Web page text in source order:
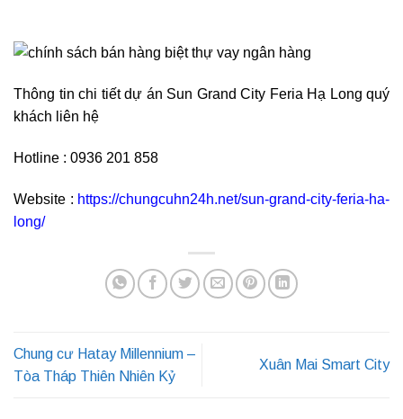
Thông tin chi tiết dự án Sun Grand City Feria Hạ Long quý
khách liên hệ
Hotline : 0936 201 858
Website : https://chungcuhn24h.net/sun-grand-city-feria-ha-
long/
Chung cư Hatay Millennium –
Tòa Tháp Thiên Nhiên Kỷ
Xuân Mai Smart City